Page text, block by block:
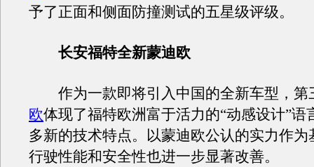
予了正面和侧面防撞测试的五星级评级。
长安福特全新蒙迪欧
作为一款即将引入中国的全新车型，第
欧体现了福特欧洲富于活力的“动感设计”语
多新的技术特点。以蒙迪欧公认的实力作为
行驶性能和安全性也进一步显著改善。